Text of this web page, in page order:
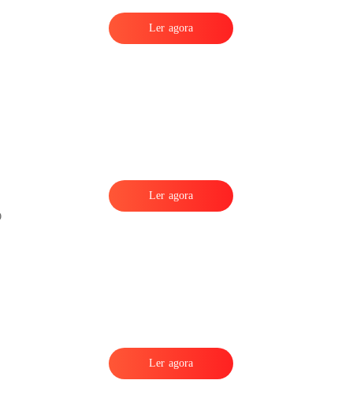
Ler agora
Ler agora
Ler agora